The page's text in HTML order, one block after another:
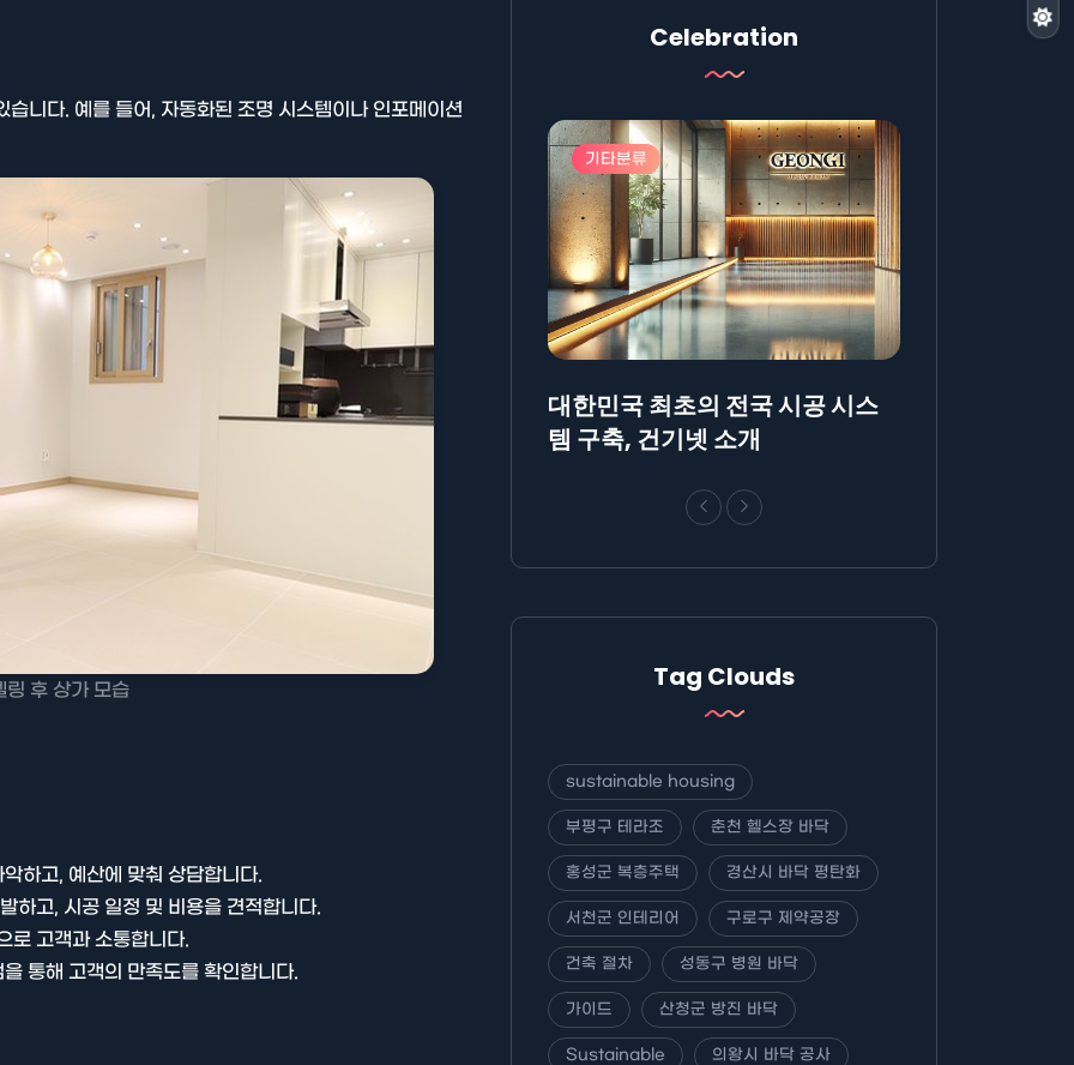
니다. 예를 들어, 자동화된 조명 시스템이나 인포메이션
링 후 상가 모습
하고, 예산에 맞춰 상담합니다.
하고, 시공 일정 및 비용을 견적합니다.
로 고객과 소통합니다.
통해 고객의 만족도를 확인합니다.
Celebration
AllBlog에 RSS 피드를 제출하는
기타분류
대한민국 최초의 전국 시공 시스
템 구축, 건기넷 소개
Tag Clouds
sustainable housing
부평구 테라조 춘천 헬스장 바닥
홍성군 복층주택 경산시 바닥 평탄화
서천군 인테리어 구로구 제약공장
건축 절차 성동구 병원 바닥
가이드 산청군 방진 바닥
Sustainable 의왕시 바닥 공사